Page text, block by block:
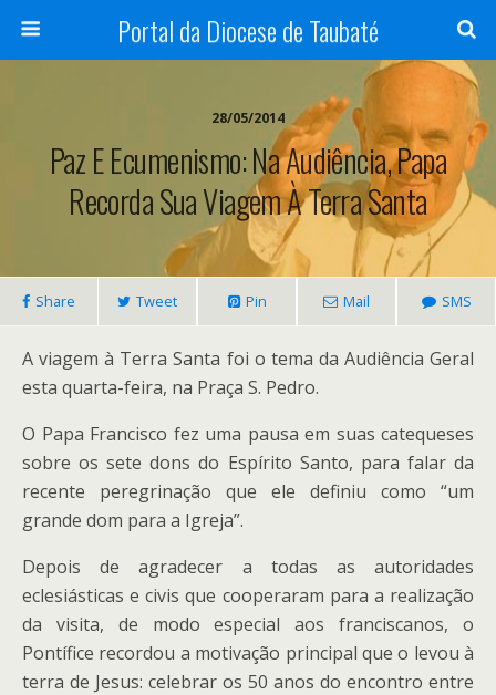
Portal da Diocese de Taubaté
28/05/2014
Paz E Ecumenismo: Na Audiência, Papa
Recorda Sua Viagem À Terra Santa
Share Tweet Pin Mail SMS
A viagem à Terra Santa foi o tema da Audiência Geral
esta quarta-feira, na Praça S. Pedro.
O Papa Francisco fez uma pausa em suas catequeses
sobre os sete dons do Espírito Santo, para falar da
recente peregrinação que ele definiu como “um
grande dom para a Igreja”.
Depois de agradecer a todas as autoridades
eclesiásticas e civis que cooperaram para a realização
da visita, de modo especial aos franciscanos, o
Pontífice recordou a motivação principal que o levou à
terra de Jesus: celebrar os 50 anos do encontro entre